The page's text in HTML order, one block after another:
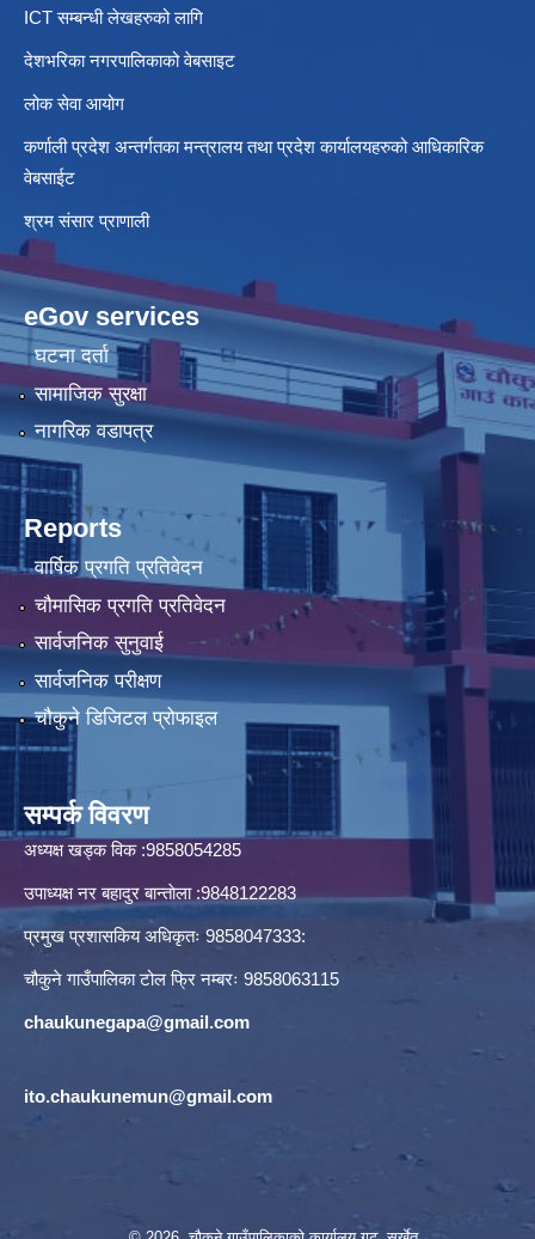
ICT सम्बन्धी लेखहरुको लागि
देशभरिका नगरपालिकाको वेबसाइट
लोक सेवा आयोग
कर्णाली प्रदेश अन्तर्गतका मन्त्रालय तथा प्रदेश कार्यालयहरुको आधिकारिक
वेबसाईट
श्रम संसार प्राणाली
eGov services
घटना दर्ता
सामाजिक सुरक्षा
नागरिक वडापत्र
Reports
वार्षिक प्रगति प्रतिवेदन
चौमासिक प्रगति प्रतिवेदन
सार्वजनिक सुनुवाई
सार्वजनिक परीक्षण
चौकुने डिजिटल प्रोफाइल
सम्पर्क विवरण
अध्यक्ष खड्क विक :9858054285
उपाध्यक्ष नर बहादुर बान्ताेला :9848122283
प्रमुख प्रशासकिय अधिकृतः 9858047333:
चौकुने गाउँपालिका टोल फ्रि नम्बरः 9858063115
chaukunegapa@gmail.com
ito.chaukunemun@gmail.com